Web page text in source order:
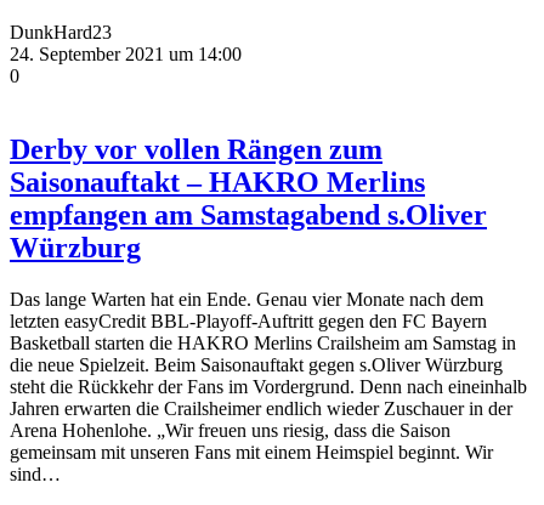
DunkHard23
24. September 2021 um 14:00
0
Derby vor vollen Rängen zum
Saisonauftakt – HAKRO Merlins
empfangen am Samstagabend s.Oliver
Würzburg
Das lange Warten hat ein Ende. Genau vier Monate nach dem
letzten easyCredit BBL-Playoff-Auftritt gegen den FC Bayern
Basketball starten die HAKRO Merlins Crailsheim am Samstag in
die neue Spielzeit. Beim Saisonauftakt gegen s.Oliver Würzburg
steht die Rückkehr der Fans im Vordergrund. Denn nach eineinhalb
Jahren erwarten die Crailsheimer endlich wieder Zuschauer in der
Arena Hohenlohe. „Wir freuen uns riesig, dass die Saison
gemeinsam mit unseren Fans mit einem Heimspiel beginnt. Wir
sind…